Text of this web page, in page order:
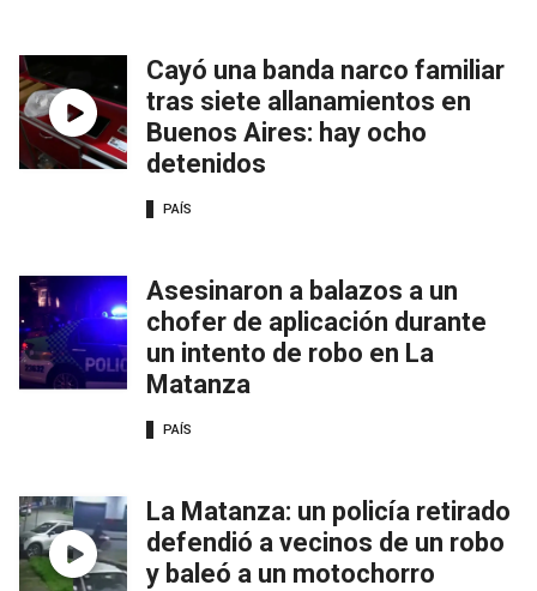
Cayó una banda narco familiar
tras siete allanamientos en
Buenos Aires: hay ocho
detenidos
PAÍS
Asesinaron a balazos a un
chofer de aplicación durante
un intento de robo en La
Matanza
PAÍS
La Matanza: un policía retirado
defendió a vecinos de un robo
y baleó a un motochorro